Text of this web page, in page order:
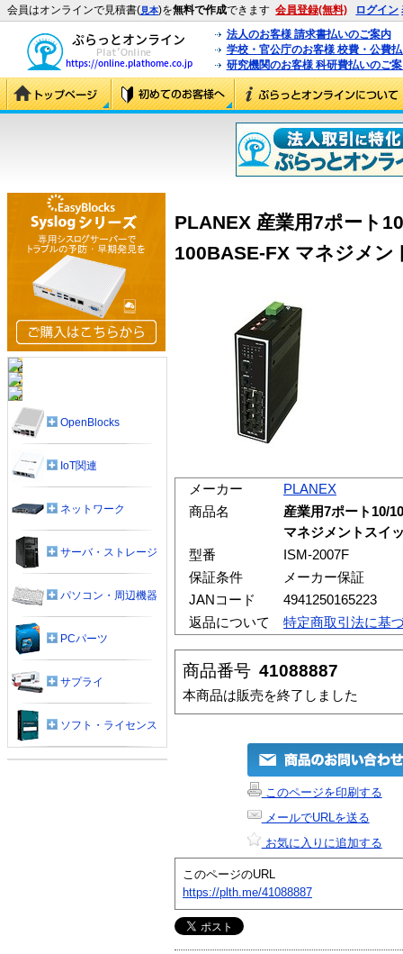
会員はオンラインで見積書(見本)を無料で作成できます 会員登録(無料) ログイン
法人のお客様 請求書払いのご案内
学校・官公庁のお客様 校費・公費
研究機関のお客様 科研費払いのご
PLANEX 産業用7ポート
100BASE-FX マネジメン
メーカー
PLANEX
商品名
産業用7ポート10/
マネジメントスイ
型番
ISM-2007F
保証条件
メーカー保証
JANコード
4941250165223
返品について
特定商取引法に基
商品番号 41088887
本商品は販売を終了しました
このページを印刷する
メールでURLを送る
お気に入りに追加する
このページのURL
https://plth.me/41088887
OpenBlocks
IoT関連
ネットワーク
サーバ・ストレージ
パソコン・周辺機器
PCパーツ
サプライ
ソフト・ライセンス